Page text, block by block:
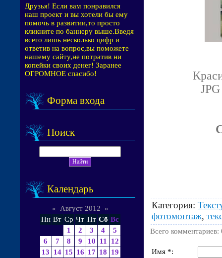
Друзья! Если вам понравился
наш проект и вы хотели бы ему
помочь в развитии,то просто
кликните по баннеру выше.Введя
всего лишь несколько цифр и
ответив на вопрос,вы поможете
нашему сайту,не потратив ни
копейки своих денег! Заранее
ОГРОМНОЕ спасибо!
Форма входа
Поиск
Календарь
« Август 2012
»
Пн Вт Ср Чт Пт Сб Вс
1
2 3 4
5
6
7 8 9 10 11
12
13
14 15 16 17 18
19
Категория:
фотомонтаж,
Всего комментариев:
Имя *: